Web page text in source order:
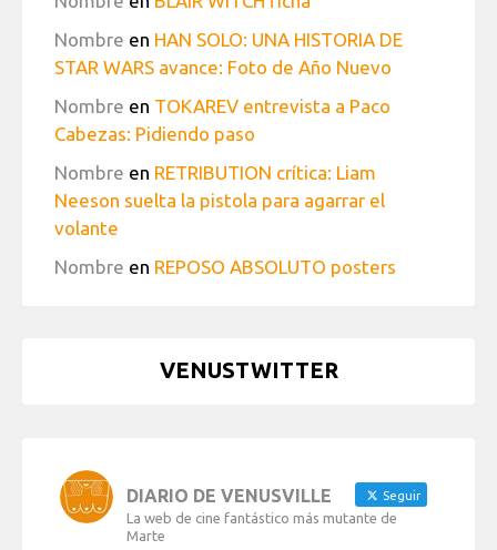
Nombre en HAN SOLO: UNA HISTORIA DE
STAR WARS avance: Foto de Año Nuevo
Nombre en TOKAREV entrevista a Paco
Cabezas: Pidiendo paso
Nombre en RETRIBUTION crítica: Liam
Neeson suelta la pistola para agarrar el
volante
Nombre en REPOSO ABSOLUTO posters
VENUSTWITTER
DIARIO DE VENUSVILLE Seguir
La web de cine fantástico más mutante de
Marte